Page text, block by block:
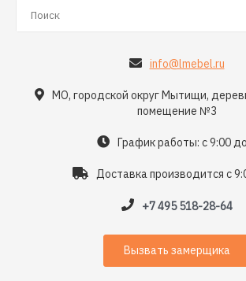
info@lmebel.ru
МО, городской округ Мытищи,
помещение №3
График работы: с 9:00
Доставка производится с
+7 495 518-28-64
Вызвать замерщика